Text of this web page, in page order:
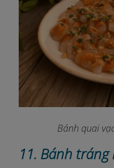
Bánh quai
11. Bánh